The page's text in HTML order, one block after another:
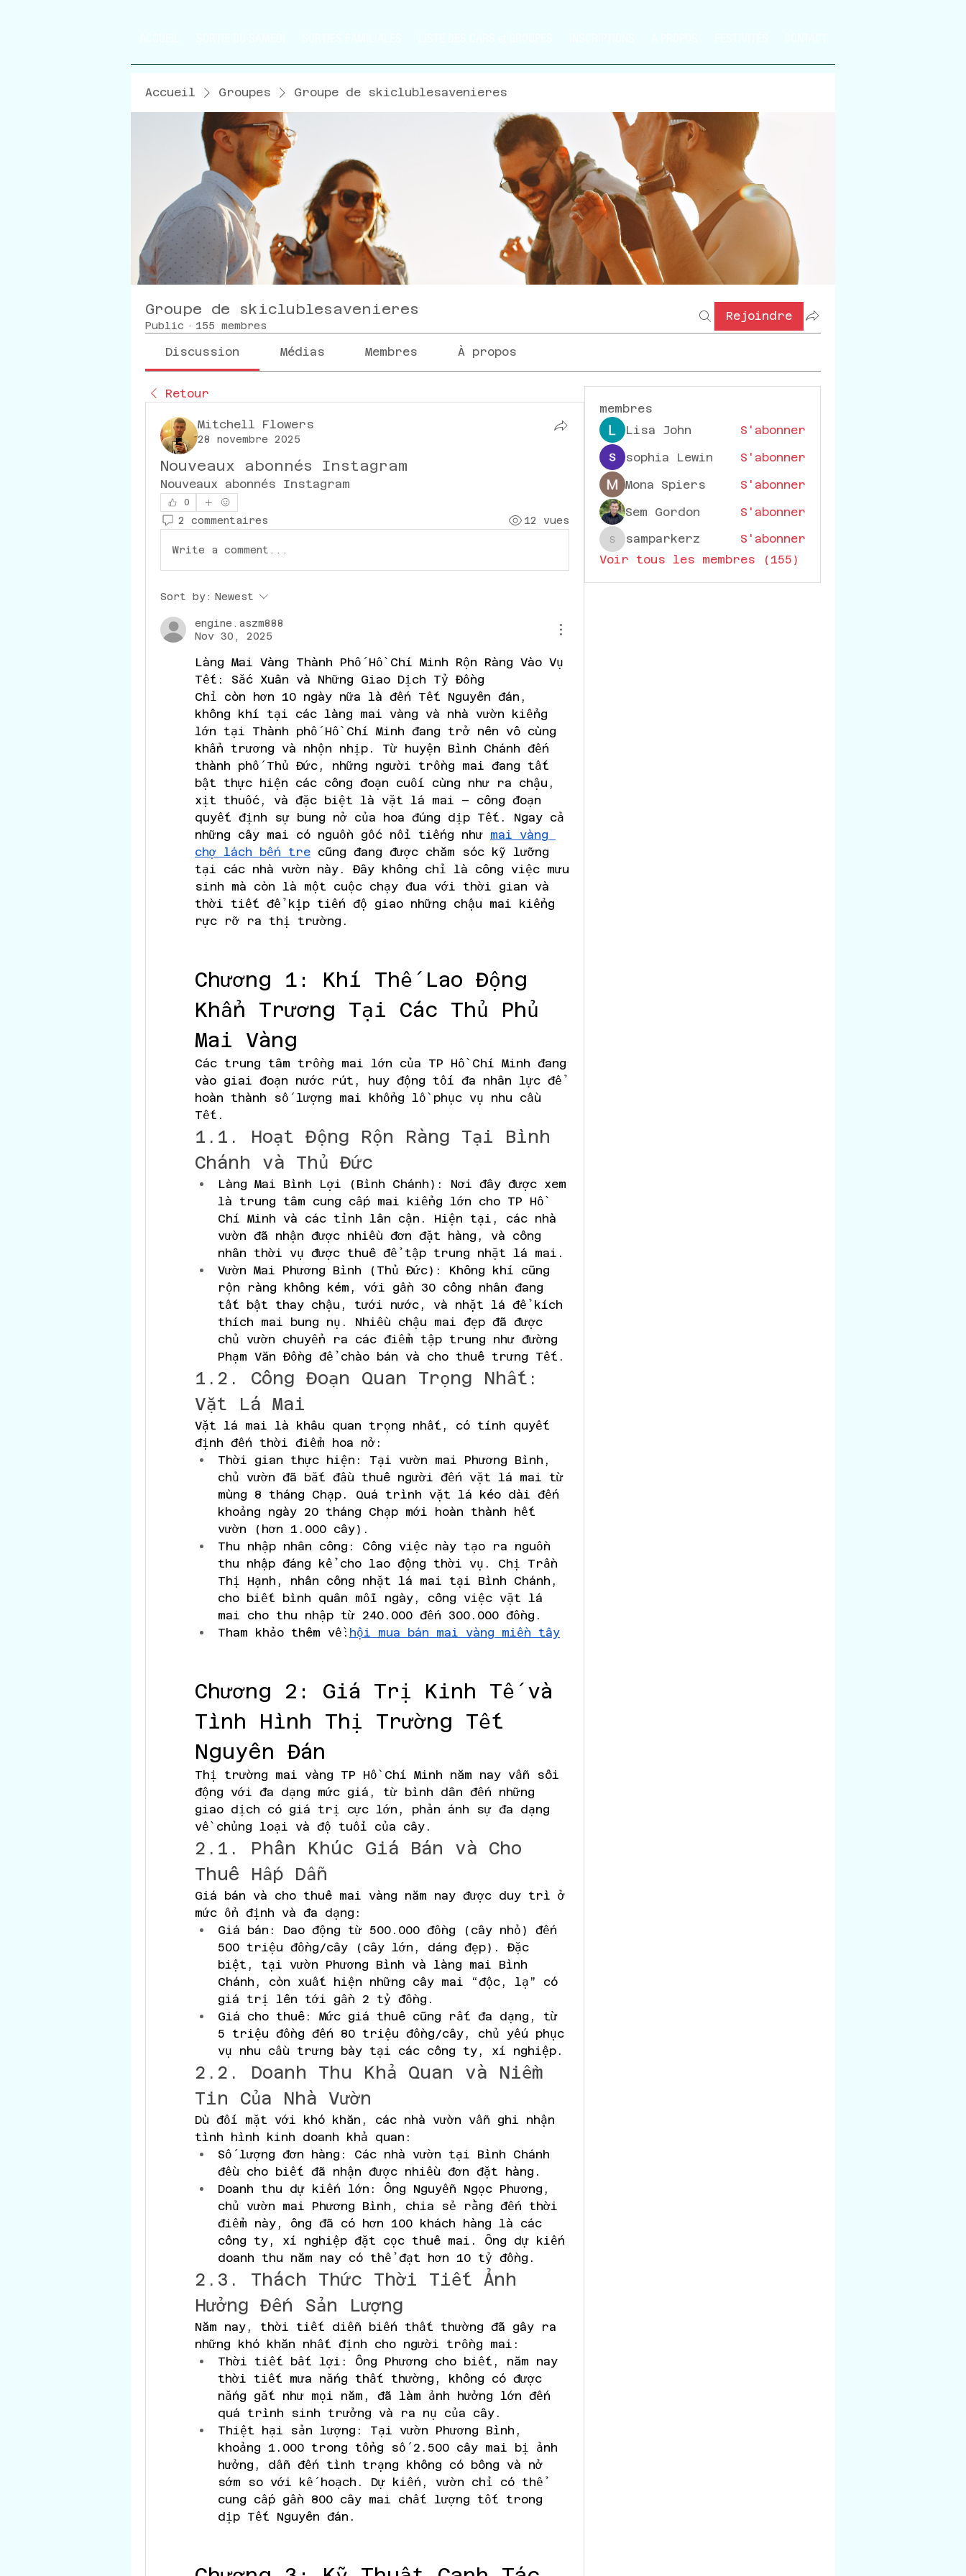
Accueil Groupes Groupe de skiclublesavenieres
Groupe de skiclublesavenieres
Public · 155 membres
Rejoindre
Discussion Médias Membres À propos
Retour
Mitchell Flowers
28 novembre 2025
Nouveaux abonnés Instagram
Nouveaux abonnés Instagram
0
2 commentaires 12 vues
Write a comment...
Sort by: Newest
engine.aszm888
Nov 30, 2025
Làng Mai Vàng Thành Phố Hồ Chí Minh Rộn Ràng Vào Vụ
Tết: Sắc Xuân và Những Giao Dịch Tỷ Đồng
Chỉ còn hơn 10 ngày nữa là đến Tết Nguyên đán,
không khí tại các làng mai vàng và nhà vườn kiểng
lớn tại Thành phố Hồ Chí Minh đang trở nên vô cùng
khẩn trương và nhộn nhịp. Từ huyện Bình Chánh đến
thành phố Thủ Đức, những người trồng mai đang tất
bật thực hiện các công đoạn cuối cùng như ra chậu,
xịt thuốc, và đặc biệt là vặt lá mai – công đoạn
quyết định sự bung nở của hoa đúng dịp Tết. Ngay cả
những cây mai có nguồn gốc nổi tiếng như mai vàng
chợ lách bến tre cũng đang được chăm sóc kỹ lưỡng
tại các nhà vườn này. Đây không chỉ là công việc mưu
sinh mà còn là một cuộc chạy đua với thời gian và
thời tiết để kịp tiến độ giao những chậu mai kiểng
rực rỡ ra thị trường.
Chương 1: Khí Thế Lao Động
Khẩn Trương Tại Các Thủ Phủ
Mai Vàng
Các trung tâm trồng mai lớn của TP Hồ Chí Minh đang
vào giai đoạn nước rút, huy động tối đa nhân lực để
hoàn thành số lượng mai khổng lồ phục vụ nhu cầu
Tết.
1.1. Hoạt Động Rộn Ràng Tại Bình
Chánh và Thủ Đức
Làng Mai Bình Lợi (Bình Chánh): Nơi đây được xem
là trung tâm cung cấp mai kiểng lớn cho TP Hồ
Chí Minh và các tỉnh lân cận. Hiện tại, các nhà
vườn đã nhận được nhiều đơn đặt hàng, và công
nhân thời vụ được thuê để tập trung nhặt lá mai.
Vườn Mai Phương Bình (Thủ Đức): Không khí cũng
rộn ràng không kém, với gần 30 công nhân đang
tất bật thay chậu, tưới nước, và nhặt lá để kích
thích mai bung nụ. Nhiều chậu mai đẹp đã được
chủ vườn chuyển ra các điểm tập trung như đường
Phạm Văn Đồng để chào bán và cho thuê trưng Tết.
1.2. Công Đoạn Quan Trọng Nhất:
Vặt Lá Mai
Vặt lá mai là khâu quan trọng nhất, có tính quyết
định đến thời điểm hoa nở:
Thời gian thực hiện: Tại vườn mai Phương Bình,
chủ vườn đã bắt đầu thuê người đến vặt lá mai từ
mùng 8 tháng Chạp. Quá trình vặt lá kéo dài đến
khoảng ngày 20 tháng Chạp mới hoàn thành hết
vườn (hơn 1.000 cây).
Thu nhập nhân công: Công việc này tạo ra nguồn
thu nhập đáng kể cho lao động thời vụ. Chị Trần
Thị Hạnh, nhân công nhặt lá mai tại Bình Chánh,
cho biết bình quân mỗi ngày, công việc vặt lá
mai cho thu nhập từ 240.000 đến 300.000 đồng.
Tham khảo thêm về: hội mua bán mai vàng miền tây
Chương 2: Giá Trị Kinh Tế và
Tình Hình Thị Trường Tết
Nguyên Đán
Thị trường mai vàng TP Hồ Chí Minh năm nay vẫn sôi
động với đa dạng mức giá, từ bình dân đến những
giao dịch có giá trị cực lớn, phản ánh sự đa dạng
về chủng loại và độ tuổi của cây.
2.1. Phân Khúc Giá Bán và Cho
Thuê Hấp Dẫn
Giá bán và cho thuê mai vàng năm nay được duy trì ở
mức ổn định và đa dạng:
Giá bán: Dao động từ 500.000 đồng (cây nhỏ) đến
500 triệu đồng/cây (cây lớn, dáng đẹp). Đặc
biệt, tại vườn Phương Bình và làng mai Bình
Chánh, còn xuất hiện những cây mai “độc, lạ” có
giá trị lên tới gần 2 tỷ đồng.
Giá cho thuê: Mức giá thuê cũng rất đa dạng, từ
5 triệu đồng đến 80 triệu đồng/cây, chủ yếu phục
vụ nhu cầu trưng bày tại các công ty, xí nghiệp.
2.2. Doanh Thu Khả Quan và Niềm
Tin Của Nhà Vườn
Dù đối mặt với khó khăn, các nhà vườn vẫn ghi nhận
tình hình kinh doanh khả quan:
Số lượng đơn hàng: Các nhà vườn tại Bình Chánh
đều cho biết đã nhận được nhiều đơn đặt hàng.
Doanh thu dự kiến lớn: Ông Nguyễn Ngọc Phương,
chủ vườn mai Phương Bình, chia sẻ rằng đến thời
điểm này, ông đã có hơn 100 khách hàng là các
công ty, xí nghiệp đặt cọc thuê mai. Ông dự kiến
doanh thu năm nay có thể đạt hơn 10 tỷ đồng.
2.3. Thách Thức Thời Tiết Ảnh
Hưởng Đến Sản Lượng
Năm nay, thời tiết diễn biến thất thường đã gây ra
những khó khăn nhất định cho người trồng mai:
Thời tiết bất lợi: Ông Phương cho biết, năm nay
thời tiết mưa nắng thất thường, không có được
nắng gắt như mọi năm, đã làm ảnh hưởng lớn đến
quá trình sinh trưởng và ra nụ của cây.
Thiệt hại sản lượng: Tại vườn Phương Bình,
khoảng 1.000 trong tổng số 2.500 cây mai bị ảnh
hưởng, dẫn đến tình trạng không có bông và nở
sớm so với kế hoạch. Dự kiến, vườn chỉ có thể
cung cấp gần 800 cây mai chất lượng tốt trong
dịp Tết Nguyên đán.
membres
Lisa John
S'abonner
sophia Lewin
S'abonner
Mona Spiers
S'abonner
Sem Gordon
S'abonner
samparkerz
samparkerz
S'abonner
Voir tous les membres (155)